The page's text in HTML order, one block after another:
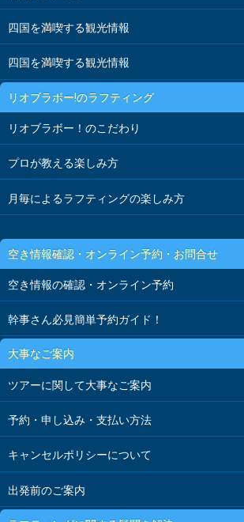
四国を満喫する観光情報
四国を満喫する観光情報
リオブラボー!のラフティング
リオブラボー！のこだわり
プロが教える楽しみ方
月毎によるラフティングの楽しみ方
空き情報確認・オンライン予約・お問合せ
空き情報の確認・オンライン予約
幹事さん必見簡単予約ガイド！
大事なご案内
ツアーに関して大事なご案内
予約・申し込み・支払い方法
キャンセルポリシーについて
出発前のご案内